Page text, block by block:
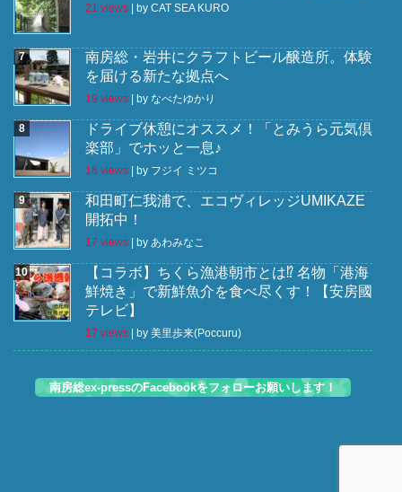
21 views | by CAT SEA KURO
南房総・岩井にクラフトビール醸造所。体験
を届ける新たな拠点へ
19 views | by なべたゆかり
ドライブ休憩にオススメ！「とみうら元気倶
楽部」でホッと一息♪
18 views | by フジイ ミツコ
和田町仁我浦で、エコヴィレッジUMIKAZE
開拓中！
17 views | by あわみなこ
【コラボ】ちくら漁港朝市とは⁉︎ 名物「港海
鮮焼き」で新鮮魚介を食べ尽くす！【安房國
テレビ】
17 views | by 美里歩来(Poccuru)
南房総ex-pressのFacebookをフォローお願いします！